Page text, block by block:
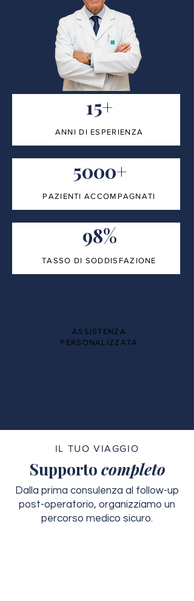
15+
ANNI DI ESPERIENZA
5000+
PAZIENTI ACCOMPAGNATI
98%
TASSO DI SODDISFAZIONE
ASSISTENZA
PERSONALIZZATA
IL TUO VIAGGIO
Supporto completo
Dalla prima consulenza al follow-up
post-operatorio, organizziamo un
percorso medico sicuro.